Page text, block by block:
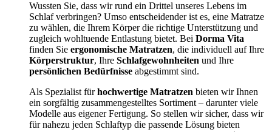
Wussten Sie, dass wir rund ein Drittel unseres Lebens im
Schlaf verbringen? Umso entscheidender ist es, eine Matratze
zu wählen, die Ihrem Körper die richtige Unterstützung und
zugleich wohltuende Entlastung bietet. Bei Dorma Vita
finden Sie ergonomische Matratzen, die individuell auf Ihre
Körperstruktur, Ihre Schlafgewohnheiten und Ihre
persönlichen Bedürfnisse abgestimmt sind.
Als Spezialist fürhochwertige Matratzen bieten wir Ihnen
ein sorgfältig zusammengestelltes Sortiment – darunter viele
Modelle aus eigener Fertigung. So stellen wir sicher, dass wir
für nahezu jeden Schlaftyp die passende Lösung bieten